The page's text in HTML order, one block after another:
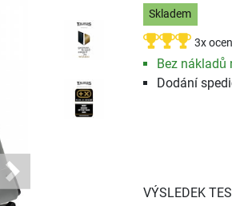
Next
Skladem
3x
Bez nákladů
Dodání
VÝSLEDEK